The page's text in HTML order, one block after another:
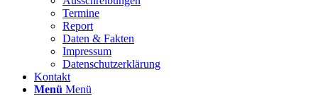
Termine
Report
Daten & Fakten
Impressum
Datenschutzerklärung
Kontakt
Menü Menü